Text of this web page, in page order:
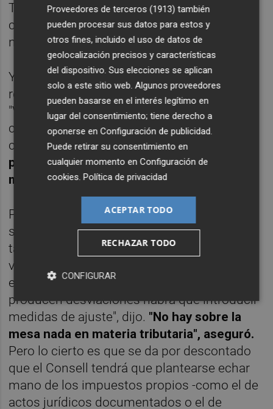
Tanto es así que, según afirmó el conseller,
con lo que llega del sistema de financiación
no alcanza para cubrirlo.
Y sin tocar esas grandes partidas, el
recorrido de otros recortes es menor.
"Vamos a gestionar con eficiencia para
conseguir los mayores resultados al menor
coste posible", aseveró.Pero de esas
políticas difícilmente se logran recuperar
más de 3.000 millones de euros.
Por la vía de los ingresos, Moragues trató de
ser prudente respecto a uno de los temas
tabú: la subida de impuestos. "De momento
vamos a ver cómo va la evolución de la
ejecución presupuestaria de 2013, y si se
producen desviaciones habrá que introducir
medidas de ajuste", dijo. "No hay sobre la
mesa nada en materia tributaria", aseguró.
Pero lo cierto es que se da por descontado
que el Consell tendrá que plantearse echar
mano de los impuestos propios -como el de
actos jurídicos documentados o el de
Proveedores de terceros (1913) también
pueden procesar sus datos para estos y
otros fines, incluido el uso de datos de
geolocalización precisos y características
del dispositivo. Sus elecciones se aplican
solo a este sitio web. Algunos proveedores
pueden basarse en el interés legítimo en
lugar del consentimiento; tiene derecho a
oponerse enConfiguración de publicidad
Puede retirar su consentimiento en
cualquier momento enConfiguración de
cookies .Política de privacidad
ACEPTAR TODO
RECHAZAR TODO
CONFIGURAR